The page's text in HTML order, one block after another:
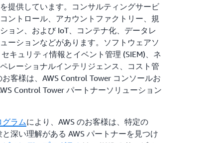
提供しています。コンサルティングサービ
ントロール、アカウントファクトリー、規
ョン、および IoT、コンテナ化、データレ
ーションなどがあります。ソフトウェアソ
キュリティ情報とイベント管理 (SIEM)、ネ
レーショナルインテリジェンス、コスト管
客様は、AWS Control Tower コンソールお
Control Tower パートナーソリューション
グラムにより、AWS のお客様は、特定の
深い理解がある AWS パートナーを見つけ